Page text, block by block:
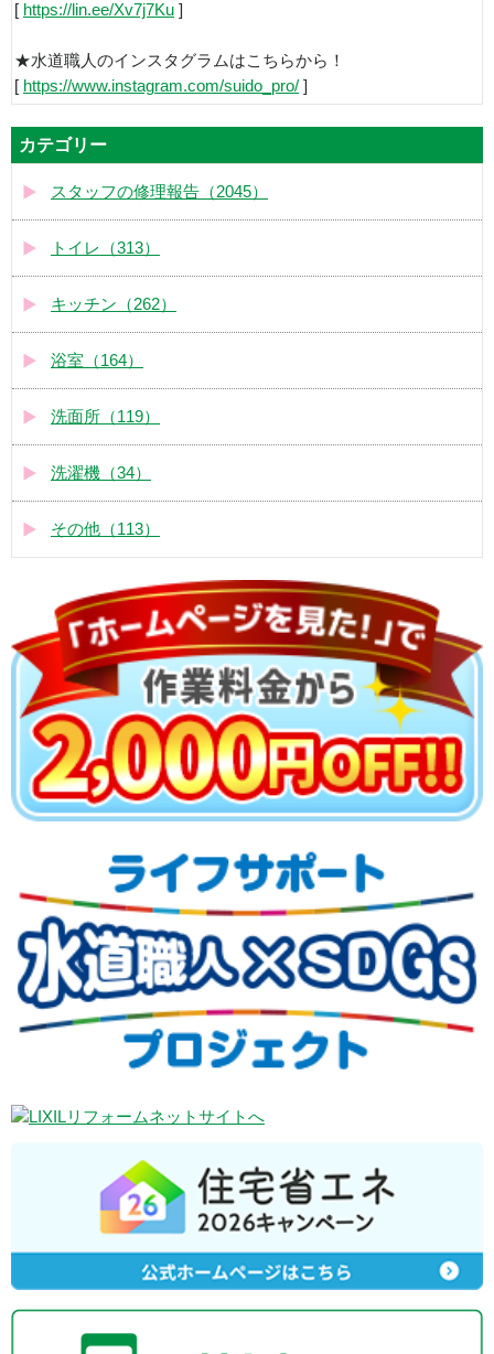
[ https://lin.ee/Xv7j7Ku ]
★水道職人のインスタグラムはこちらから！
[ https://www.instagram.com/suido_pro/ ]
カテゴリー
スタッフの修理報告（2045）
トイレ（313）
キッチン（262）
浴室（164）
洗面所（119）
洗濯機（34）
その他（113）